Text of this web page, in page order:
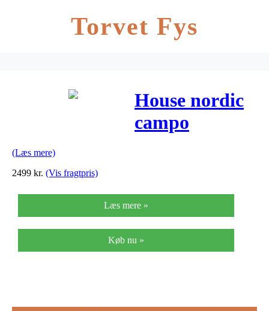
Torvet Fys
House nordic
campo
(Læs mere)
2499 kr. (Vis fragtpris)
Læs mere »
Køb nu »